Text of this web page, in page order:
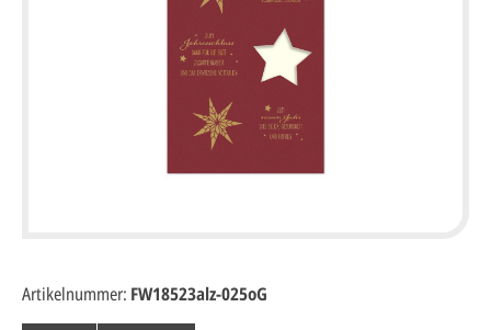
Artikelnummer: FW18523alz-025oG